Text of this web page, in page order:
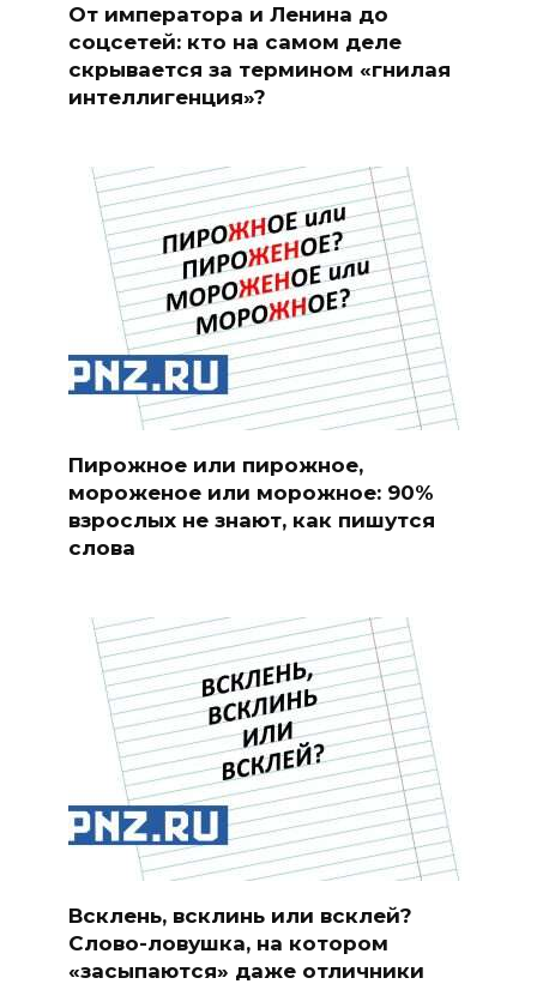
От императора и Ленина до
соцсетей: кто на самом деле
скрывается за термином «гнилая
интеллигенция»?
Пирожное или пирожное,
мороженое или морожное: 90%
взрослых не знают, как пишутся
слова
Всклень, всклинь или всклей?
Слово-ловушка, на котором
«засыпаются» даже отличники